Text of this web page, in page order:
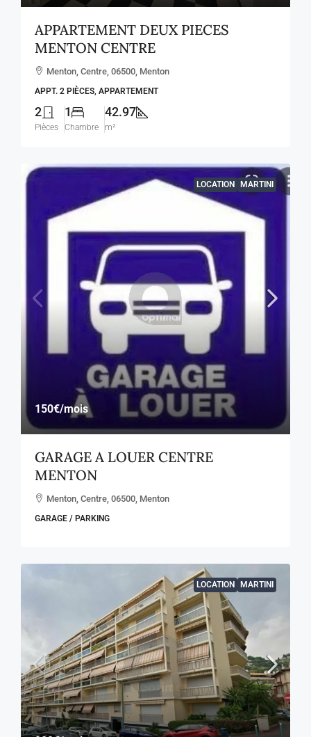
APPARTEMENT DEUX PIECES
MENTON CENTRE
Menton, Centre, 06500, Menton
APPT. 2 PIÈCES, APPARTEMENT
2
Pièces
1
Chambre
42.97
m²
LOCATION MARTINI
150€/mois
GARAGE A LOUER CENTRE
MENTON
Menton, Centre, 06500, Menton
GARAGE / PARKING
LOCATION MARTINI